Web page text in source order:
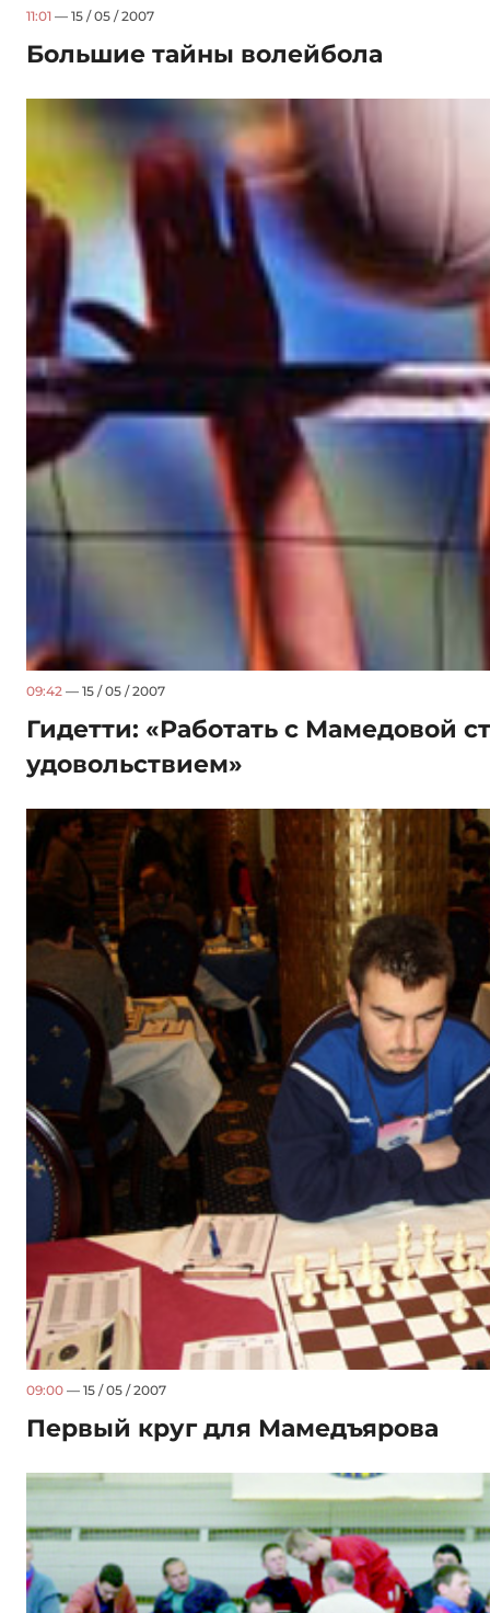
11:01 — 15 / 05 / 2007
Большие тайны волейбола
09:42 — 15 / 05 / 2007
Гидетти: «Работать с Мамедовой
удовольствием»
09:00 — 15 / 05 / 2007
Первый круг для Мамедъярова